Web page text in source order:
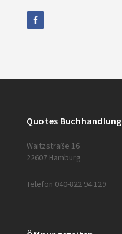
Quotes Buchhandlung
Waitzstraße 16
22607 Hamburg
Telefon 040-822 94 129